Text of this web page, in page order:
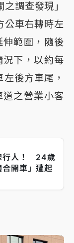
調查發現」
公車右轉時左
範圍，隨後
下，以約每
後方車尾，
之營業小客
行人！ 24歲
開車」遭起